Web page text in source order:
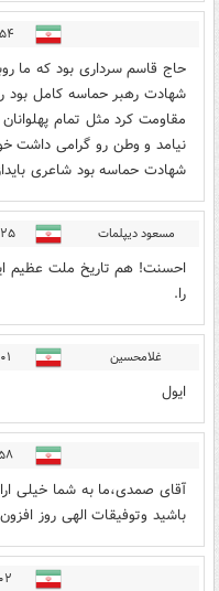
۱۸:۵۴
حاج قاسم سرداری بود که ما
شهادت رهبر حماسه کامل بود
مقاومت کرد مثل تمام
نیامد و وطن رو گرامی داشت
شهادت حماسه بود شاعری
مسعود دیپلمات ۲۲:۲۵
احسنت! هم تاریخ ملت عظیم
را.
غلامحسین
ایول
۰۶:۵۸
آقای صمدی،ما به شما خیلی
باشید وتوفیقات الهی روز